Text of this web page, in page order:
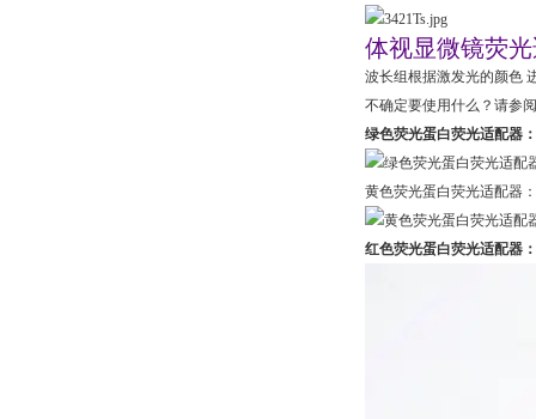
体视显微镜荧
波长组根据激发光的颜色
不确定要使用什么？请参
绿色荧光蛋白荧光适配器：
黄色荧光蛋白荧光适配器：
红色荧光蛋白荧光适配器：